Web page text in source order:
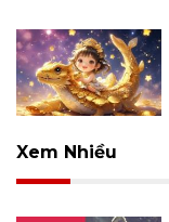
Xem Nhiều